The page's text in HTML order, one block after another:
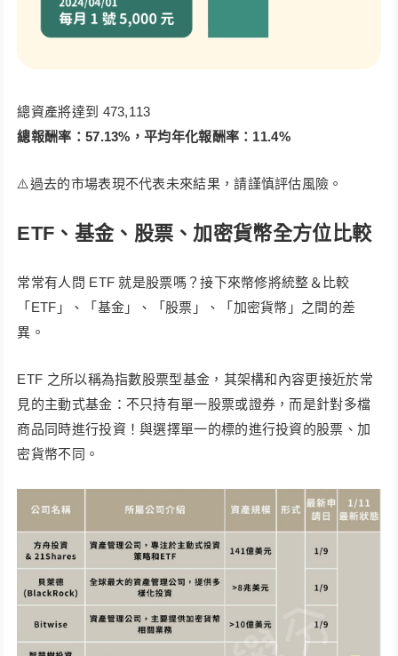
總資產將達到 473,113
總報酬率：57.13%，平均年化報酬率：11.4%
⚠️過去的市場表現不代表未來結果，請謹慎評估風險。
ETF、基金、股票、加密貨幣全方位比較
常常有人問 ETF 就是股票嗎？接下來幣修將統整＆比較
「ETF」、「基金」、「股票」、「加密貨幣」之間的差
異。
ETF 之所以稱為指數股票型基金，其架構和內容更接近於常
見的主動式基金：不只持有單一股票或證券，而是針對多檔
商品同時進行投資！與選擇單一的標的進行投資的股票、加
密貨幣不同。